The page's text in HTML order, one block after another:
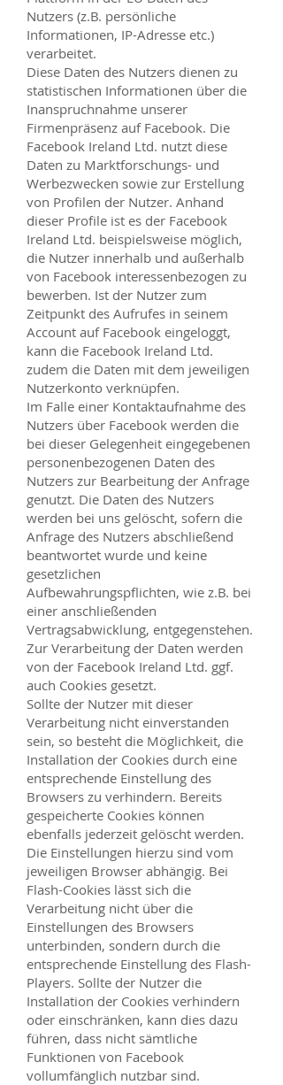
Nutzers (z.B. persönliche
Informationen, IP-Adresse etc.)
verarbeitet.
Diese Daten des Nutzers dienen zu
statistischen Informationen über die
Inanspruchnahme unserer
Firmenpräsenz auf Facebook. Die
Facebook Ireland Ltd. nutzt diese
Daten zu Marktforschungs- und
Werbezwecken sowie zur Erstellung
von Profilen der Nutzer. Anhand
dieser Profile ist es der Facebook
Ireland Ltd. beispielsweise möglich,
die Nutzer innerhalb und außerhalb
von Facebook interessenbezogen zu
bewerben. Ist der Nutzer zum
Zeitpunkt des Aufrufes in seinem
Account auf Facebook eingeloggt,
kann die Facebook Ireland Ltd.
zudem die Daten mit dem jeweiligen
Nutzerkonto verknüpfen.
Im Falle einer Kontaktaufnahme des
Nutzers über Facebook werden die
bei dieser Gelegenheit eingegebenen
personenbezogenen Daten des
Nutzers zur Bearbeitung der Anfrage
genutzt. Die Daten des Nutzers
werden bei uns gelöscht, sofern die
Anfrage des Nutzers abschließend
beantwortet wurde und keine
gesetzlichen
Aufbewahrungspflichten, wie z.B. bei
einer anschließenden
Vertragsabwicklung, entgegenstehen.
Zur Verarbeitung der Daten werden
von der Facebook Ireland Ltd. ggf.
auch Cookies gesetzt.
Sollte der Nutzer mit dieser
Verarbeitung nicht einverstanden
sein, so besteht die Möglichkeit, die
Installation der Cookies durch eine
entsprechende Einstellung des
Browsers zu verhindern. Bereits
gespeicherte Cookies können
ebenfalls jederzeit gelöscht werden.
Die Einstellungen hierzu sind vom
jeweiligen Browser abhängig. Bei
Flash-Cookies lässt sich die
Verarbeitung nicht über die
Einstellungen des Browsers
unterbinden, sondern durch die
entsprechende Einstellung des Flash-
Players. Sollte der Nutzer die
Installation der Cookies verhindern
oder einschränken, kann dies dazu
führen, dass nicht sämtliche
Funktionen von Facebook
vollumfänglich nutzbar sind.